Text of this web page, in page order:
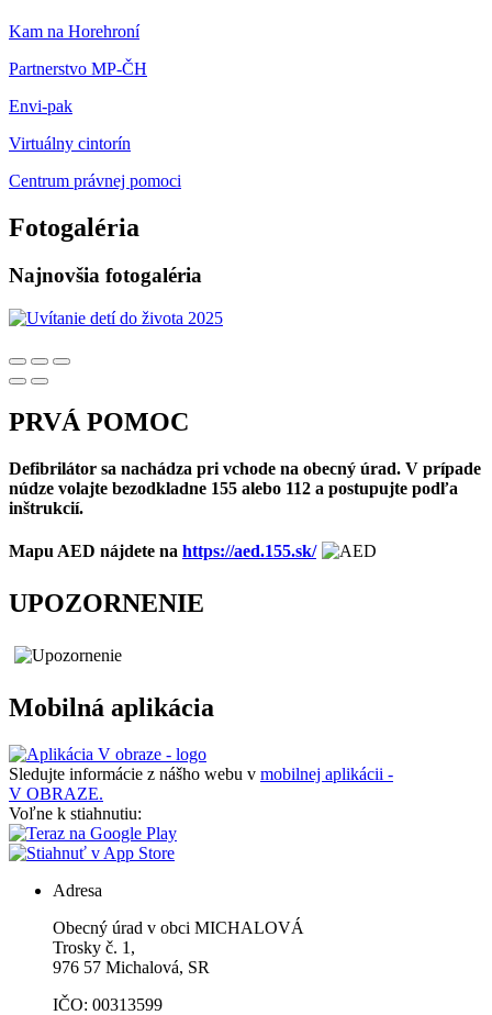
Kam na Horehroní
Partnerstvo MP-ČH
Envi-pak
Virtuálny cintorín
Centrum právnej pomoci
Fotogaléria
Najnovšia fotogaléria
PRVÁ POMOC
Defibrilátor sa nachádza pri vchode na obecný úrad. V prípade
núdze volajte bezodkladne 155 alebo 112 a postupujte podľa
inštrukcií.
Mapu AED nájdete na https://aed.155.sk/
UPOZORNENIE
Mobilná aplikácia
Sledujte informácie z nášho webu v mobilnej aplikácii -
V OBRAZE.
Voľne k stiahnutiu:
Adresa
Obecný úrad v obci MICHALOVÁ
Trosky č. 1,
976 57 Michalová, SR
IČO: 00313599